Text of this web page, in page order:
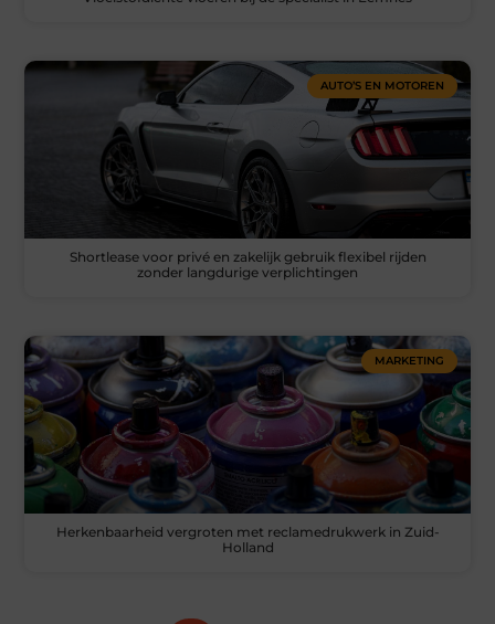
AUTO’S EN MOTOREN
Shortlease voor privé en zakelijk gebruik flexibel rijden
zonder langdurige verplichtingen
MARKETING
Herkenbaarheid vergroten met reclamedrukwerk in Zuid-
Holland